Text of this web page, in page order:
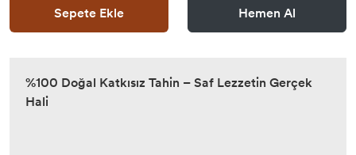
Sepete Ekle Hemen Al
%100 Doğal Katkısız Tahin – Saf Lezzetin Gerçek
Hali